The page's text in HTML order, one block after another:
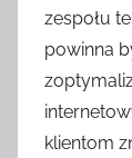
zespołu
powinna
klientom